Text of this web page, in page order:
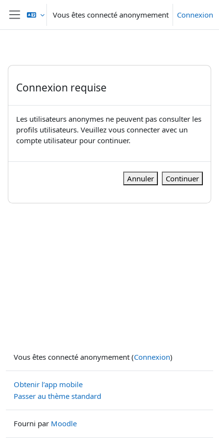
Passer au contenu principal
Panneau latéral
Vous êtes connecté anonymement Connexion
Connexion requise
Les utilisateurs anonymes ne peuvent pas consulter les
profils utilisateurs. Veuillez vous connecter avec un
compte utilisateur pour continuer.
Annuler Continuer
Vous êtes connecté anonymement (Connexion)
Obtenir l’app mobile
Passer au thème standard
Fourni par Moodle